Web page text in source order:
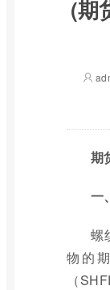
(期
期
一
螺
物的
（